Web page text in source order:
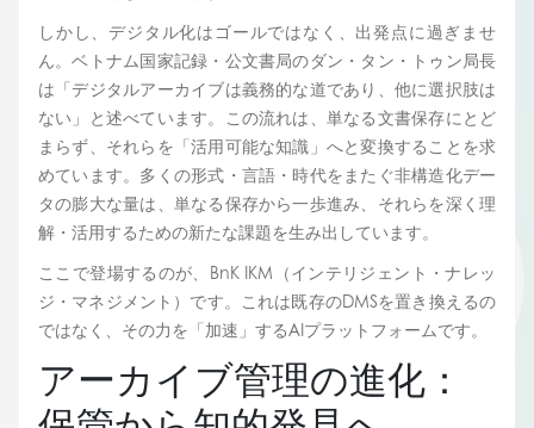
しかし、デジタル化はゴールではなく、出発点に過ぎませ
ん。ベトナム国家記録・公文書局のダン・タン・トゥン局長
は「デジタルアーカイブは義務的な道であり、他に選択肢は
ない」と述べています。この流れは、単なる文書保存にとど
まらず、それらを「活用可能な知識」へと変換することを求
めています。多くの形式・言語・時代をまたぐ非構造化デー
タの膨大な量は、単なる保存から一歩進み、それらを深く理
解・活用するための新たな課題を生み出しています。
ここで登場するのが、BnK IKM（インテリジェント・ナレッ
ジ・マネジメント）です。これは既存のDMSを置き換えるの
ではなく、その力を「加速」するAIプラットフォームです。
アーカイブ管理の進化：